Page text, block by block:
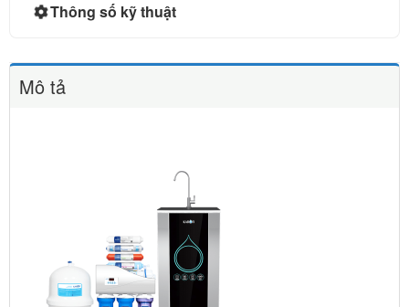
Mô tả
Thông số kỹ thuật